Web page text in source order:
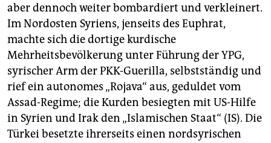
aber dennoch weiter bombardiert und verkleinert.
Im Nordosten Syriens, jenseits des Euphrat,
machte sich die dortige kurdische
Mehrheitsbevölkerung unter Führung der YPG,
syrischer Arm der PKK-Guerilla, selbstständig und
rief ein autonomes „Rojava“ aus, geduldet vom
Assad-Regime; die Kurden besiegten mit US-Hilfe
in Syrien und Irak den „Islamischen Staat“ (IS). Die
Türkei besetzte ihrerseits einen nord­syrischen